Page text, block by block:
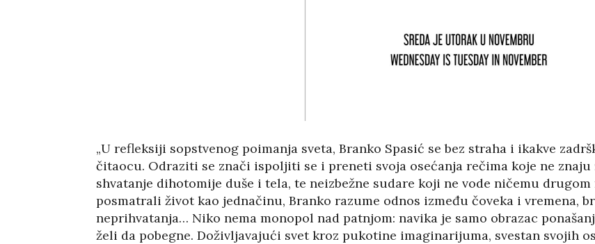
„U refleksiji sopstvenog poimanja sveta, Branko Spasić se bez straha i ikakve
čitaocu. Odraziti se znači ispoljiti se i preneti svoja osećanja rečima koje ne
shvatanje dihotomije duše i tela, te neizbežne sudare koji ne vode ničemu
posmatrali život kao jednačinu, Branko razume odnos između čoveka i vremena,
neprihvatanja… Niko nema monopol nad patnjom: navika je samo obrazac
želi da pobegne. Doživljavajući svet kroz pukotine imaginarijuma, svestan svojih